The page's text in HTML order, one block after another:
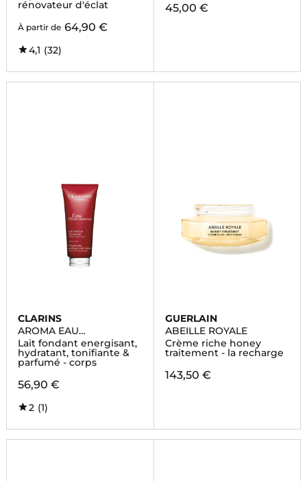
rénovateur d'éclat
À partir de 64,90 €
4,1 (32)
45,00 €
CLARINS
AROMA EAU
DYNAMISANTE
Lait fondant energisant,
hydratant, tonifiante &
parfumé - corps
56,90 €
2 (1)
GUERLAIN
ABEILLE ROYALE
Crème riche honey
traitement - la recharge
143,50 €